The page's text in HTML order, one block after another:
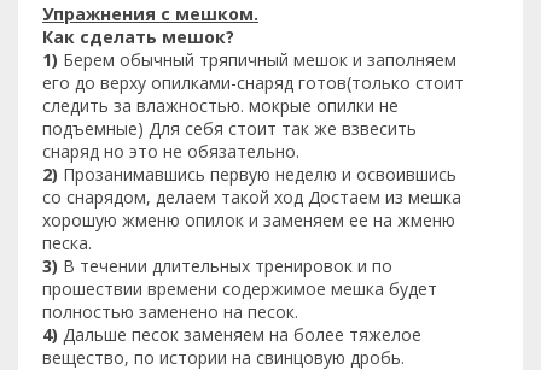
Упражнения с мешком.
Как сделать мешок?
1) Берем обычный тряпичный мешок и заполняем
его до верху опилками-снаряд готов(только стоит
следить за влажностью. мокрые опилки не
подъемные) Для себя стоит так же взвесить
снаряд но это не обязательно.
2) Прозанимавшись первую неделю и освоившись
со снарядом, делаем такой ход Достаем из мешка
хорошую жменю опилок и заменяем ее на жменю
песка.
3) В течении длительных тренировок и по
прошествии времени содержимое мешка будет
полностью заменено на песок.
4) Дальше песок заменяем на более тяжелое
вещество, по истории на свинцовую дробь.